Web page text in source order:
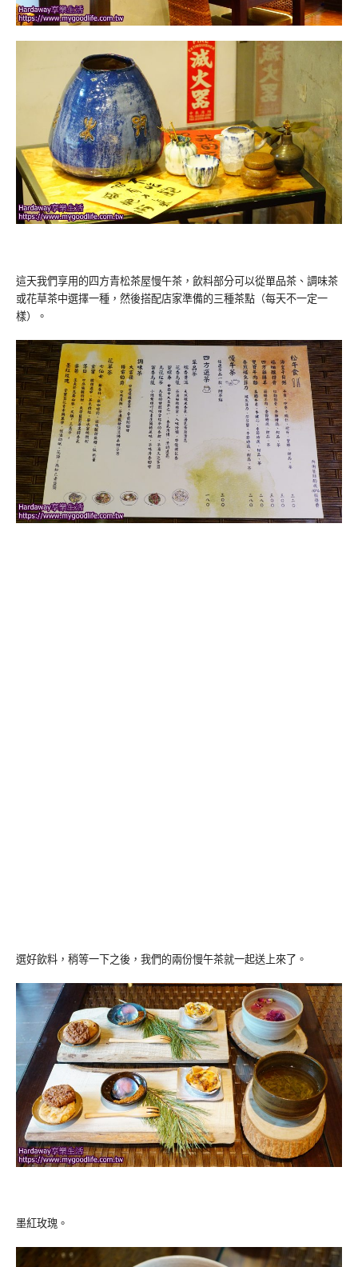
這天我們享用的四方青松茶屋慢午茶，飲料部分可以從單品茶、調味茶
或花草茶中選擇一種，然後搭配店家準備的三種茶點（每天不一定一
樣）。
選好飲料，稍等一下之後，我們的兩份慢午茶就一起送上來了。
墨紅玫瑰。